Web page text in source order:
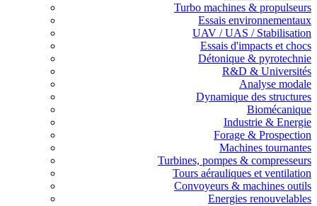
Turbo machines & propulseurs
Essais environnementaux
UAV / UAS / Stabilisation
Essais d'impacts et chocs
Détonique & pyrotechnie
R&D & Universités
Analyse modale
Dynamique des structures
Biomécanique
Industrie & Energie
Forage & Prospection
Machines tournantes
Turbines, pompes & compresseurs
Tours aérauliques et ventilation
Convoyeurs & machines outils
Energies renouvelables